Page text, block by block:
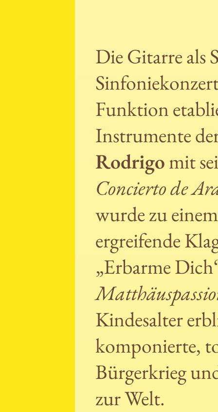
Die Gitarre als
Funktion
Instrumente
Rodrigomit
Concierto de
wurde zu
ergreifende
„Erbarme
Kindesalter
komponierte,
Bürgerkrieg
zur Welt.